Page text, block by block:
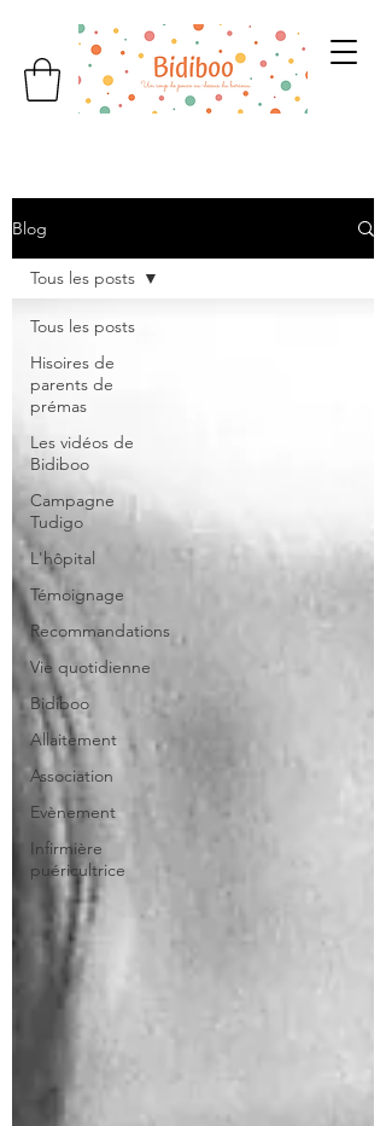
Blog
Tous les posts
Hisoires de
parents de
prémas
Les vidéos de
Bidiboo
Campagne
Tudigo
L'hôpital
Témoignage
Recommandations
Vie quotidienne
Bidiboo
Allaitement
Association
Evènement
Infirmière
puéricultrice
Tous les posts